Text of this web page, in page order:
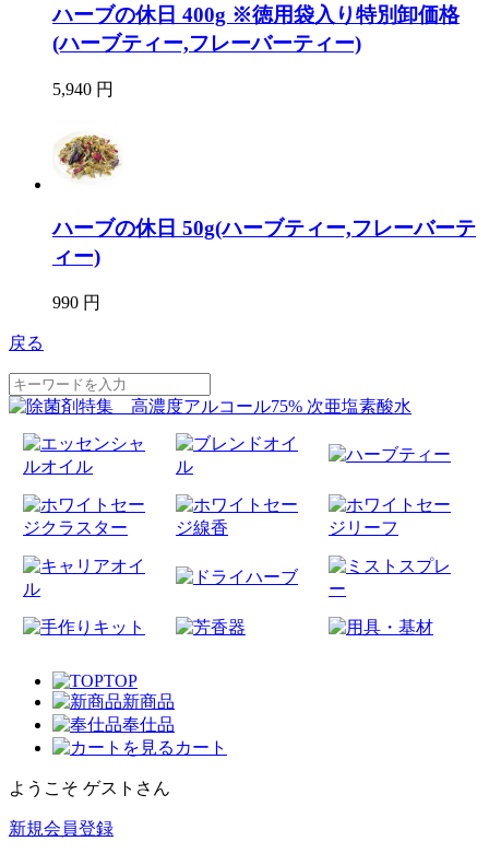
ハーブの休日 400g ※徳用袋入り特別卸価格
(ハーブティー,フレーバーティー)
5,940 円
ハーブの休日 50g(ハーブティー,フレーバーテ
ィー)
990 円
戻る
TOP
新商品
奉仕品
カート
ようこそ ゲストさん
新規会員登録